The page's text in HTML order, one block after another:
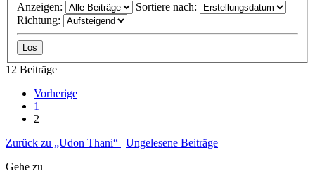
Anzeigen:
Sortiere nach:
Richtung:
12 Beiträge
Vorherige
1
2
Zurück zu „Udon Thani“ | Ungelesene Beiträge
Gehe zu